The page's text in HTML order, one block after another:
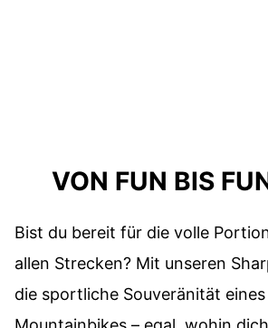
VON FUN BIS
Bist du bereit für die volle
allen Strecken? Mit unseren
die sportliche Souveränität